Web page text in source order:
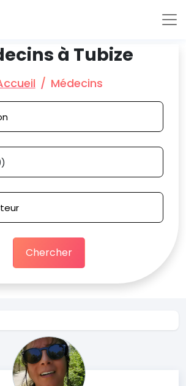
à Tubize
Médecins
Chercher